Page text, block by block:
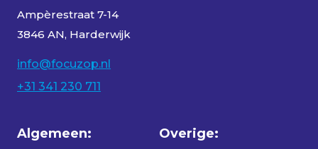
Ampèrestraat 7-14
3846 AN, Harderwijk
info@focuzop.nl
+31 341 230 711
Algemeen: Overige: